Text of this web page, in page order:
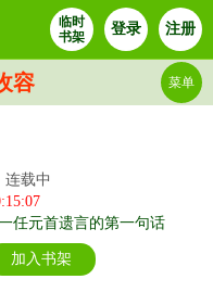
临时
书架
登录 注册
容 菜单
连载中
任元首遗言的第一句话
加入书架